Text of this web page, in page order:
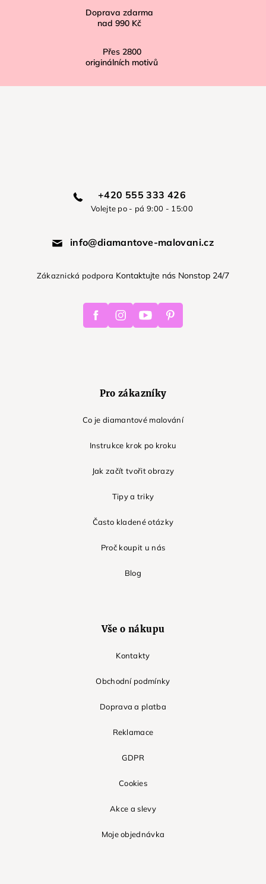
Doprava zdarma
nad 990 Kč
Přes 2800
originálních motivů
+420 555 333 426
Volejte po - pá 9:00 - 15:00
info@diamantove-malovani.cz
Zákaznická podpora Kontaktujte nás Nonstop 24/7
FacebookInstagramYoutube Pinterest
Pro zákazníky
Co je diamantové malování
Instrukce krok po kroku
Jak začít tvořit obrazy
Tipy a triky
Často kladené otázky
Proč koupit u nás
Blog
Vše o nákupu
Kontakty
Obchodní podmínky
Doprava a platba
Reklamace
GDPR
Cookies
Akce a slevy
Moje objednávka